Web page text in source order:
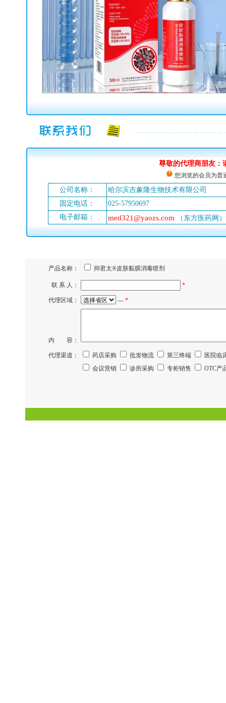
尊敬的代理商朋友：
您浏览的会员为普
公司名称：
哈尔滨吉象隆生物技术有限公司
固定电话：
025-57950697
电子邮箱：
med321@yaozs.com（东方医药网）
产品名称： 抑君太®皮肤黏膜消毒喷剂
联 系 人： *
代理区域： --- *
内 容：
代理渠道： 药店采购 批发物流 第三终端
医院临
会议营销
诊所采购 专柜销售 OTC产